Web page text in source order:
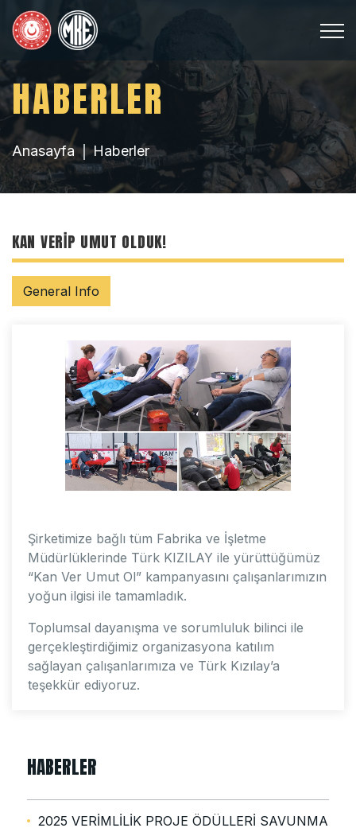
HABERLER
Anasayfa Haberler
KAN VERIP UMUT OLDUK!
General Info
Şirketimize bağlı tüm Fabrika ve İşletme
Müdürlüklerinde Türk KIZILAY ile yürüttüğümüz
“Kan Ver Umut Ol” kampanyasını çalışanlarımızın
yoğun ilgisi ile tamamladık.
Toplumsal dayanışma ve sorumluluk bilinci ile
gerçekleştirdiğimiz organizasyona katılım
sağlayan çalışanlarımıza ve Türk Kızılay’a
teşekkür ediyoruz.
HABERLER
2025 VERİMLİLİK PROJE ÖDÜLLERİ SAVUNMA